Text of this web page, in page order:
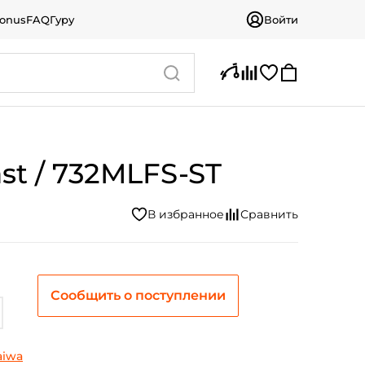
FAQГуру Войти
/ 732MLFS-ST
Сообщить о поступлении